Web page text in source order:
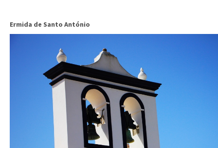
Ermida de Santo António